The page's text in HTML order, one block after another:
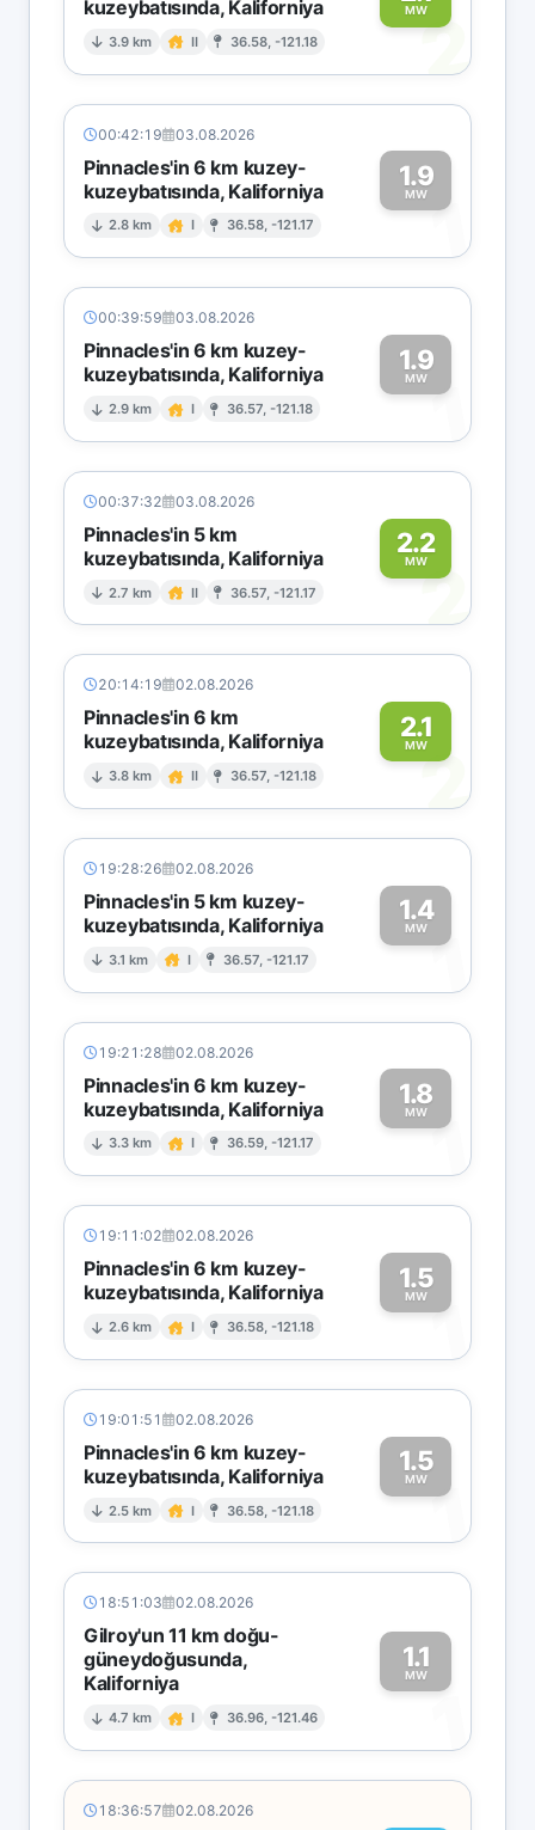
kuzeybatısında, Kaliforniya
3.9 km II 36.58, -121.18
MW
2
00:42:19 03.08.2026
Pinnacles'in 6 km kuzey-
kuzeybatısında, Kaliforniya
2.8 km I 36.58, -121.17
1.9
MW1
00:39:59 03.08.2026
Pinnacles'in 6 km kuzey-
kuzeybatısında, Kaliforniya
2.9 km I 36.57, -121.18
1.9
MW1
00:37:32 03.08.2026
Pinnacles'in 5 km
kuzeybatısında, Kaliforniya
2.7 km II 36.57, -121.17
2.2
MW2
20:14:19 02.08.2026
Pinnacles'in 6 km
kuzeybatısında, Kaliforniya
3.8 km II 36.57, -121.18
2.1
MW2
19:28:26 02.08.2026
Pinnacles'in 5 km kuzey-
kuzeybatısında, Kaliforniya
3.1 km I 36.57, -121.17
1.4
MW1
19:21:28 02.08.2026
Pinnacles'in 6 km kuzey-
kuzeybatısında, Kaliforniya
3.3 km I 36.59, -121.17
1.8
MW1
19:11:02 02.08.2026
Pinnacles'in 6 km kuzey-
kuzeybatısında, Kaliforniya
2.6 km I 36.58, -121.18
1.5
MW1
19:01:51 02.08.2026
Pinnacles'in 6 km kuzey-
kuzeybatısında, Kaliforniya
2.5 km I 36.58, -121.18
1.5
MW1
18:51:03 02.08.2026
Gilroy'un 11 km doğu-
güneydoğusunda,
Kaliforniya
4.7 km I 36.96, -121.46
1.1
MW
1
18:36:57 02.08.2026